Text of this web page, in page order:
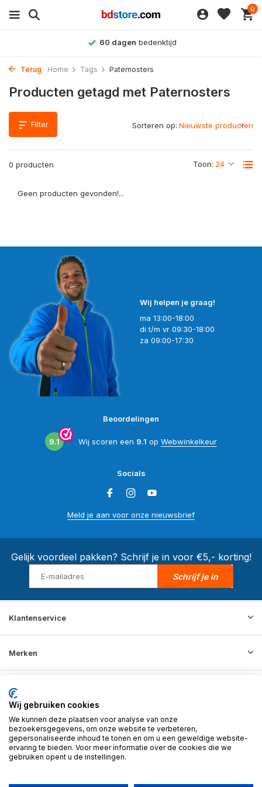
0
60 dagen bedenktijd
Terug Home Tags Paternosters
Producten getagd met Paternosters
Filter
0 producten Toon:
Sorteren op:
Geen producten gevonden!...
Wij helpen je graag!
ma 13:00-18:00
di t/m vr 09:30-18:00
za 09:00-17:30
Beoordelingen
9.1 Wij scoren een 9.1 op Webwinkelkeur
Socials
Meld je aan voor onze nieuwsbrief
Gelijk voordeel pakken? Schrijf je in voor €5,- korting!
Schrijf je in
Klantenservice
Merken
Informatie
Contact
© 2026 BD Store - Theme By
Wij gebruiken cookies
We kunnen deze plaatsen voor analyse van onze
bezoekersgegevens, om onze website te verbeteren,
gepersonaliseerde inhoud te tonen en om u een geweldige website-
ervaring te bieden. Voor meer informatie over de cookies die we
gebruiken opent u de instellingen.